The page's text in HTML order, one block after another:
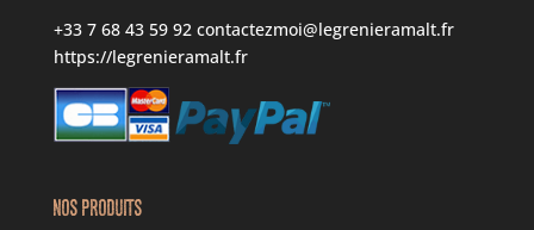
+33 7 68 43 59 92 contactezmoi@legrenieramalt.fr
https://legrenieramalt.fr
NOS PRODUITS